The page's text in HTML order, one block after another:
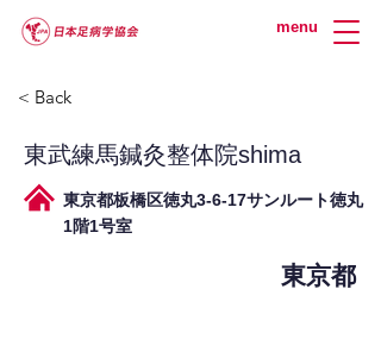
menu
< Back
東武練馬鍼灸整体院shima
東京都板橋区徳丸3-6-17サンルート徳丸
1階1号室
東京都